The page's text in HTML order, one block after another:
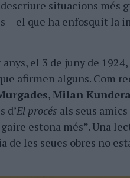
situacions més
el que ha enfosquit la
el 3 de juny de
afirmen alguns. Com
,Milan Kundera
d’El procés als seus
estona més”. Una
les seues obres no